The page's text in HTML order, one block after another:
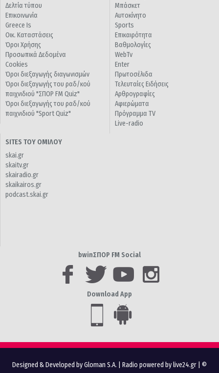
Δελτία τύπου
Επικοινωνία
Greece Is
Οικ. Καταστάσεις
Όροι Χρήσης
Προσωπικά Δεδομένα
Cookies
Όροι διεξαγωγής διαγωνισμών
Όροι διεξαγωγής του ραδ/κού
παιχνιδιού "ΣΠΟΡ FM Quiz"
Όροι διεξαγωγής του ραδ/κού
παιχνιδιού "Sport Quiz"
Μπάσκετ
Αυτοκίνητο
Sports
Επικαιρότητα
Βαθμολογίες
WebTv
Enter
Πρωτοσέλιδα
Τελευταίες Ειδήσεις
Αρθρογραφίες
Αφιερώματα
Πρόγραμμα TV
Live-radio
SITES ΤΟΥ ΟΜΙΛΟΥ
skai.gr
skaitv.gr
skairadio.gr
skaikairos.gr
podcast.skai.gr
bwinΣΠΟΡ FM Social
Download App
Designed & Developed by Gloman S.A. Radio powered by live24.gr | ©